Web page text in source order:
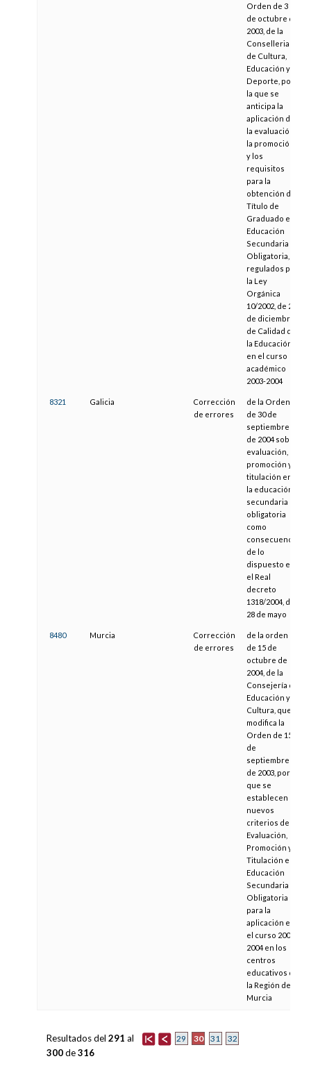
Orden de 3
de octubre de
2003, de la
Conselleria
de Cultura,
Educación y
Deporte, por
la que se
anticipa la
aplicación de
la evaluación,
la promoción
y los
requisitos
para la
obtención del
Título de
Graduado en
Educación
Secundaria
Obligatoria,
regulados por
la Ley
Orgánica
10/2002, de 23
de diciembre,
de Calidad de
la Educación,
en el curso
académico
2003-2004
8321 Galicia
Corrección
de errores
de la Orden
de 30 de
septiembre
de 2004 sobre
evaluación,
promoción y
titulación en
la educación
secundaria
obligatoria
como
consecuencia
de lo
dispuesto en
el Real
decreto
1318/2004, de
28 de mayo
8480 Murcia
Corrección
de errores
de la orden
de 15 de
octubre de
2004, de la
Consejería de
Educación y
Cultura, que
modifica la
Orden de 15
de
septiembre
de 2003, por la
que se
establecen
nuevos
criterios de
Evaluación,
Promoción y
Titulación en
Educación
Secundaria
Obligatoria
para la
aplicación en
el curso 2003-
2004 en los
centros
educativos de
la Región de
Murcia
29 30 31 32
Resultados del 291 al
300de316